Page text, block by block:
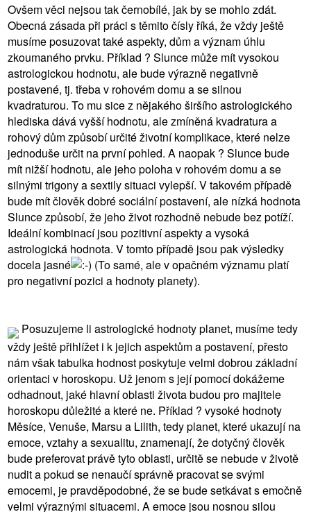
Ovšem věci nejsou tak černobílé, jak by se mohlo zdát.
Obecná zásada při práci s těmito čísly říká, že vždy ještě
musíme posuzovat také aspekty, dům a význam úhlu
zkoumaného prvku. Příklad ? Slunce může mít vysokou
astrologickou hodnotu, ale bude výrazně negativně
postavené, tj. třeba v rohovém domu a se silnou
kvadraturou. To mu sice z nějakého širšího astrologického
hlediska dává vyšší hodnotu, ale zmíněná kvadratura a
rohový dům způsobí určité životní komplikace, které nelze
jednoduše určit na první pohled. A naopak ? Slunce bude
mít nižší hodnotu, ale jeho poloha v rohovém domu a se
silnými trigony a sextily situaci vylepší. V takovém případě
bude mít člověk dobré sociální postavení, ale nízká hodnota
Slunce způsobí, že jeho život rozhodně nebude bez potíží.
Ideální kombinací jsou pozitivní aspekty a vysoká
astrologická hodnota. V tomto případě jsou pak výsledky
docela jasné
(To samé, ale v opačném významu platí
pro negativní pozici a hodnoty planety).
Posuzujeme li astrologické hodnoty planet, musíme tedy
vždy ještě přihlížet i k jejich aspektům a postavení, přesto
nám však tabulka hodnost poskytuje velmi dobrou základní
orientaci v horoskopu. Už jenom s její pomocí dokážeme
odhadnout, jaké hlavní oblasti života budou pro majitele
horoskopu důležité a které ne. Příklad ? vysoké hodnoty
Měsíce, Venuše, Marsu a Lilith, tedy planet, které ukazují na
emoce, vztahy a sexualitu, znamenají, že dotyčný člověk
bude preferovat právě tyto oblasti, určitě se nebude v životě
nudit a pokud se nenaučí správně pracovat se svými
emocemi, je pravděpodobné, že se bude setkávat s emočně
velmi výraznými situacemi. A emoce jsou nosnou silou